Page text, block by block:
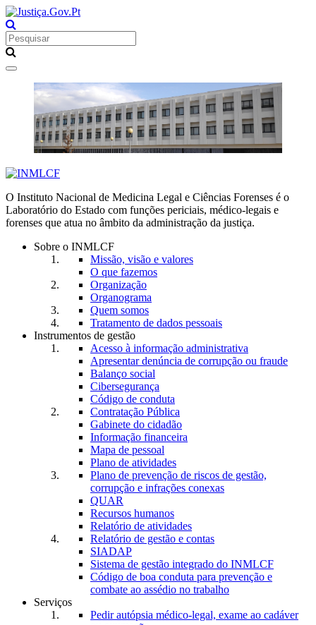
Toggle
navigation
O Instituto Nacional de Medicina Legal e Ciências Forenses é o
Laboratório do Estado com funções periciais, médico-legais e
forenses que atua no âmbito da administração da justiça.
Sobre o INMLCF
Missão, visão e valores
O que fazemos
Organização
Organograma
Quem somos
Tratamento de dados pessoais
Instrumentos de gestão
Acesso à informação administrativa
Apresentar denúncia de corrupção ou fraude
Balanço social
Cibersegurança
Código de conduta
Contratação Pública
Gabinete do cidadão
Informação financeira
Mapa de pessoal
Plano de atividades
Plano de prevenção de riscos de gestão,
corrupção e infrações conexas
QUAR
Recursos humanos
Relatório de atividades
Relatório de gestão e contas
SIADAP
Sistema de gestão integrado do INMLCF
Código de boa conduta para prevenção e
combate ao assédio no trabalho
Serviços
Pedir autópsia médico-legal, exame ao cadáver